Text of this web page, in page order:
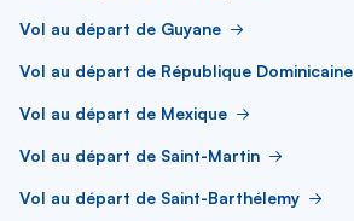
Vol au départ de Guyane
Vol au départ de République Dominicaine
Vol au départ de Mexique
Vol au départ de Saint-Martin
Vol au départ de Saint-Barthélemy